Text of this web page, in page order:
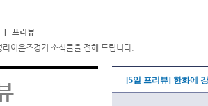
프리뷰
이온즈경기 소식들을 전해 드립니다.
[5일 프리뷰] 한화에